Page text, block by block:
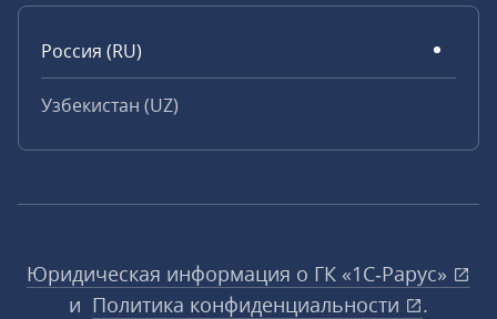
Россия (RU)
Узбекистан (UZ)
Юридическая информация о ГК «1С‑Рарус»
и Политика конфиденциальности
.